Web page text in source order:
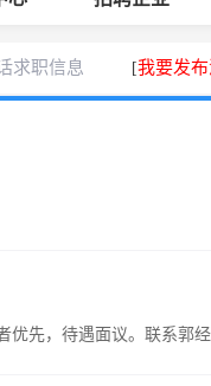
求职信息 [我要发
优先，待遇面议。联系郭